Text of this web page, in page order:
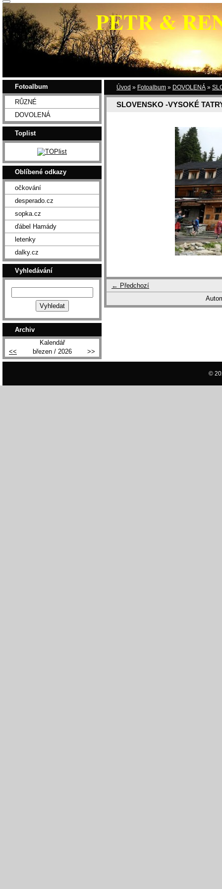
PETR &
Úvod » Fotoalbum » DOVOLENÁ »
SLOVENSKO -VYSOKÉ
← Předchozí
Fotoalbum
RŮZNÉ
DOVOLENÁ
Toplist
Oblíbené odkazy
očkování
desperado.cz
sopka.cz
ďábel Hamády
letenky
dalky.cz
Vyhledávání
Archiv
Kalendář
<<
březen / 2026 >>
©